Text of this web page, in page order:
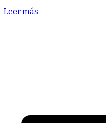
Leer más